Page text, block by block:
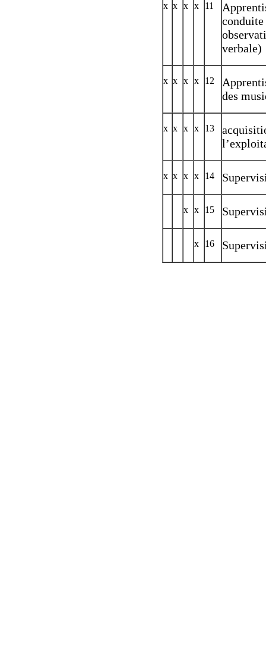
x x x x 11
conduite
verbale)
x x x x 12
des
x x x x 13
x x x x 14
x x 15
x 16